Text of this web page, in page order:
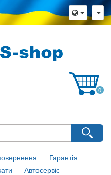
0
Гарантія
Автосервіс